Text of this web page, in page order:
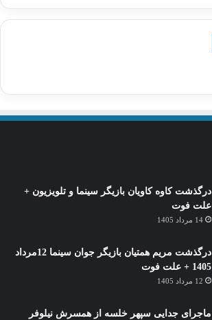
درگذشت کاوه کاویان بازیگر سینما و تلویزیون +
علت فوت
14 مرداد 1405
درگذشت مریم همتیان بازیگر جوان سینما 12مرداد
1405 + علت فوت
12 مرداد 1405
ماجرای جدایی سپهر خلسه از همسرش نیلوفر